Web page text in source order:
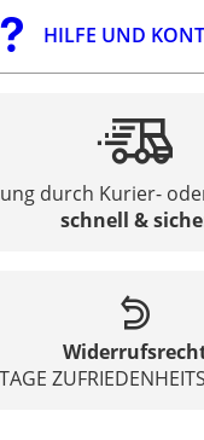
HILFE UND
durch Kurier-
schnell &